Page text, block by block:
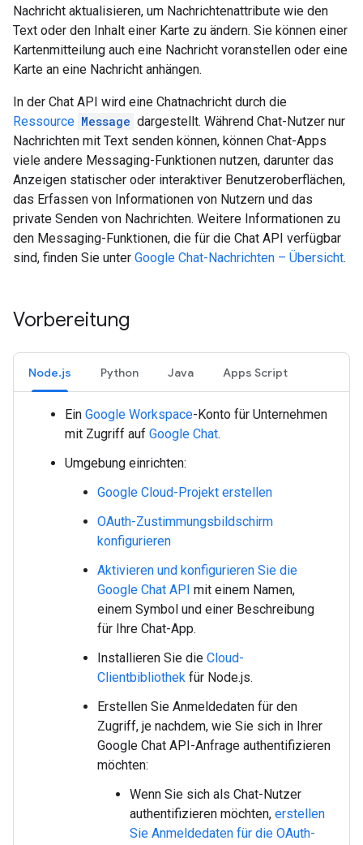
Nachricht aktualisieren, um Nachrichtenattribute wie den
Text oder den Inhalt einer Karte zu ändern. Sie können einer
Kartenmitteilung auch eine Nachricht voranstellen oder eine
Karte an eine Nachricht anhängen.
In der Chat API wird eine Chatnachricht durch die
Ressource Message dargestellt. Während Chat-Nutzer nur
Nachrichten mit Text senden können, können Chat-Apps
viele andere Messaging-Funktionen nutzen, darunter das
Anzeigen statischer oder interaktiver Benutzeroberflächen,
das Erfassen von Informationen von Nutzern und das
private Senden von Nachrichten. Weitere Informationen zu
den Messaging-Funktionen, die für die Chat API verfügbar
sind, finden Sie unter Google Chat-Nachrichten – Übersicht.
Vorbereitung
Node.js Python Java Apps Script
Ein Google Workspace-Konto für Unternehmen
mit Zugriff auf Google Chat.
Umgebung einrichten:
Google Cloud-Projekt erstellen
OAuth-Zustimmungsbildschirm
konfigurieren
Aktivieren und konfigurieren Sie die
Google Chat API mit einem Namen,
einem Symbol und einer Beschreibung
für Ihre Chat-App.
Installieren Sie die Cloud-
Clientbibliothek für Node.js.
Erstellen Sie Anmeldedaten für den
Zugriff, je nachdem, wie Sie sich in Ihrer
Google Chat API-Anfrage authentifizieren
möchten:
Wenn Sie sich als Chat-Nutzer
authentifizieren möchten, erstellen
Sie Anmeldedaten für die OAuth-